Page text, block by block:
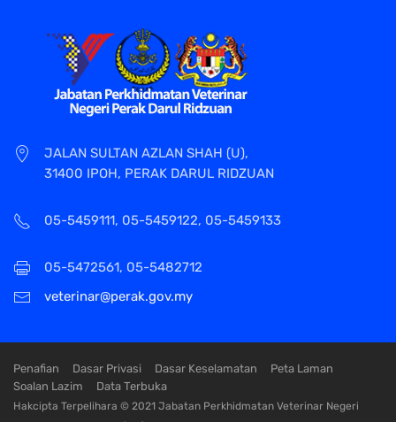
JALAN SULTAN AZLAN SHAH (U),
31400 IPOH, PERAK DARUL RIDZUAN
05-5459111, 05-5459122, 05-5459133
05-5472561, 05-5482712
veterinar@perak.gov.my
Penafian Dasar Privasi Dasar Keselamatan
Peta Laman
Soalan Lazim
Data Terbuka
Hakcipta Terpelihara © 2021 Jabatan Perkhidmatan Veterinar Negeri